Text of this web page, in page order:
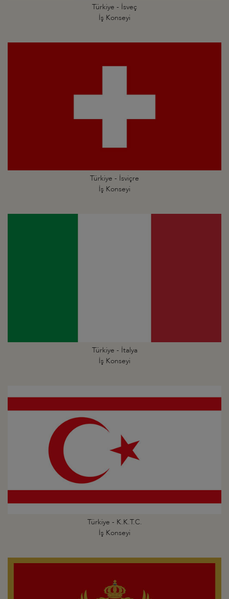
Türkiye - İsveç
İş Konseyi
Türkiye - İsviçre
İş Konseyi
Türkiye - İtalya
İş Konseyi
Türkiye - K.K.T.C.
İş Konseyi